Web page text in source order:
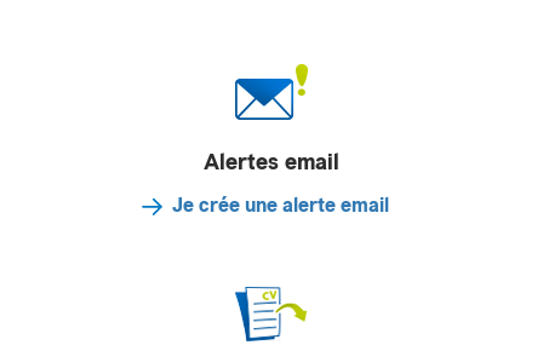
Alertes email
Je crée une alerte email